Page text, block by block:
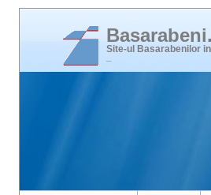
Site-ul Basarabenilor